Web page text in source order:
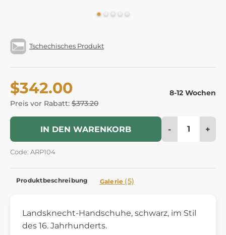
Tschechisches Produkt
$342.00
Preis vor Rabatt: $373.20
8-12 Wochen
IN DEN WARENKORB - +
Code: ARP104
Produktbeschreibung Galerie (5)
Landsknecht-Handschuhe, schwarz, im Stil
des 16. Jahrhunderts.